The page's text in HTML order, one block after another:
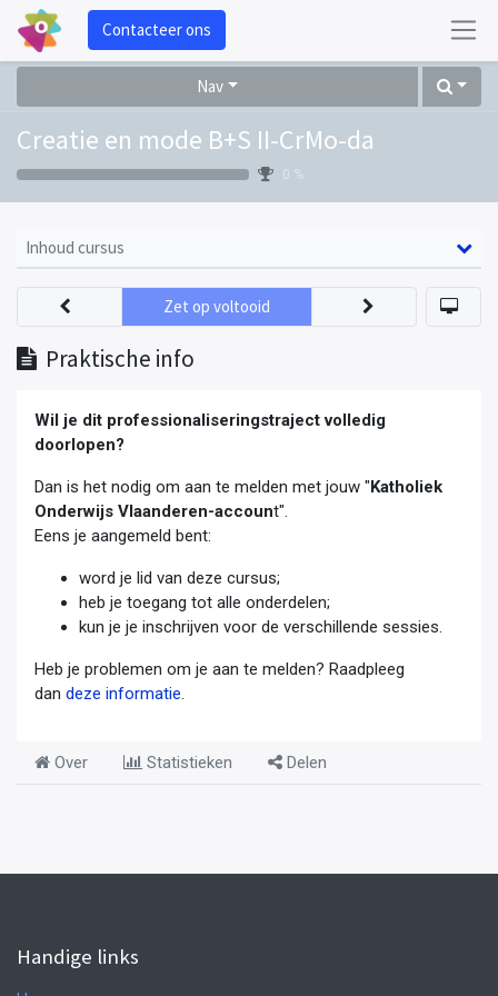
Contacteer ons
Nav
Creatie en mode B+S II-CrMo-da
0 %
Inhoud cursus
Praktische info
Zet op voltooid
Wil je dit professionaliseringstraject volledig
doorlopen?
Dan is het nodig om aan te melden met jouw "Katholiek
Onderwijs Vlaanderen-account".
Eens je aangemeld bent:
word je lid van deze cursus;
heb je toegang tot alle onderdelen;
kun je je inschrijven voor de verschillende sessies.
Heb je problemen om je aan te melden? Raadpleeg
dan deze informatie
Over Statistieken Delen
Handige links